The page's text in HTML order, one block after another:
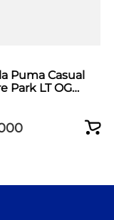
Puma Casual
Park LT OG